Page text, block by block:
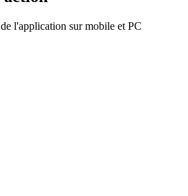
l'application sur mobile et PC